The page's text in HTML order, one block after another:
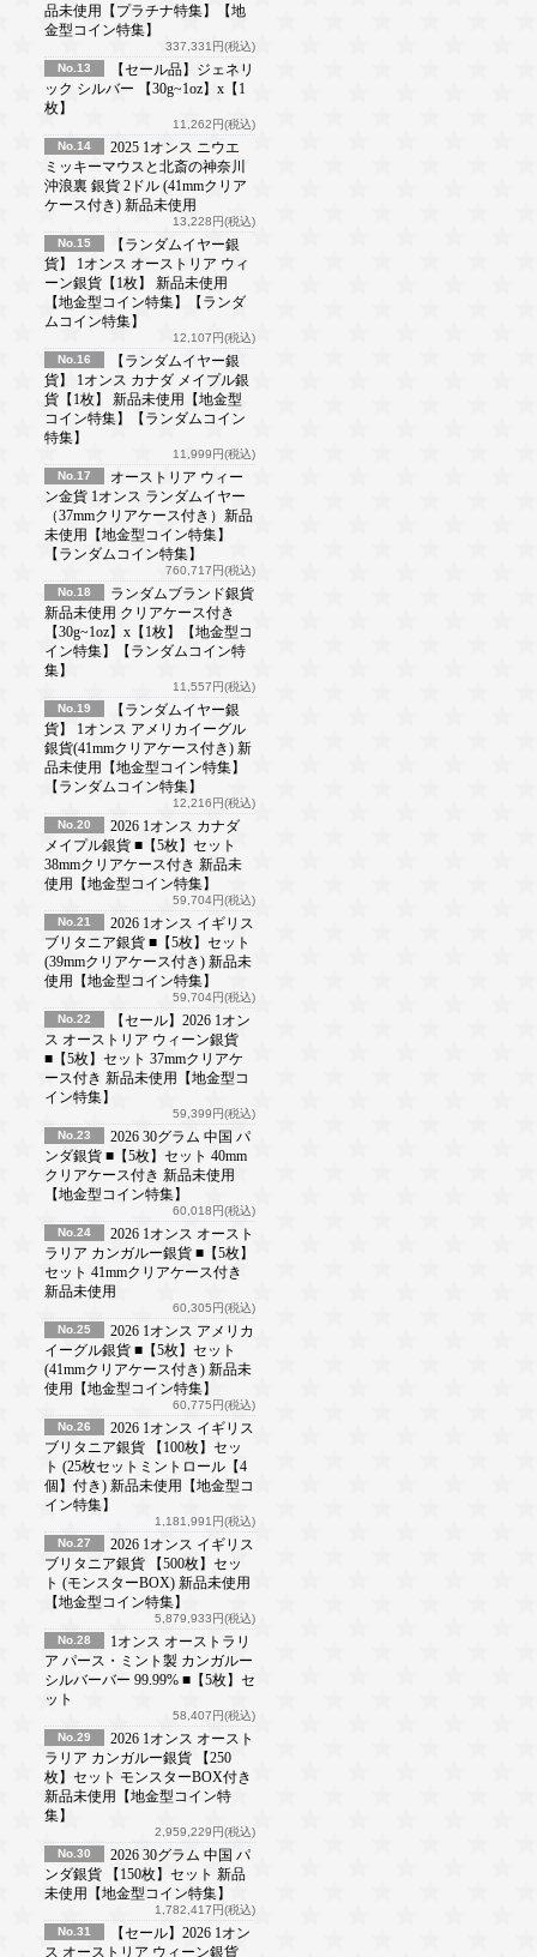
品未使用【プラチナ特集】【地
金型コイン特集】
337,331円(税込)
No.13
【セール品】ジェネリ
ック シルバー 【30g~1oz】x【1
枚】
11,262円(税込)
No.14
2025 1オンス ニウエ
ミッキーマウスと北斎の神奈川
沖浪裏 銀貨 2ドル (41mmクリア
ケース付き) 新品未使用
13,228円(税込)
No.15
【ランダムイヤー銀
貨】 1オンス オーストリア ウィ
ーン銀貨【1枚】 新品未使用
【地金型コイン特集】【ランダ
ムコイン特集】
12,107円(税込)
No.16
【ランダムイヤー銀
貨】 1オンス カナダ メイプル銀
貨【1枚】 新品未使用【地金型
コイン特集】【ランダムコイン
特集】
11,999円(税込)
No.17
オーストリア ウィー
ン金貨 1オンス ランダムイヤー
（37mmクリアケース付き）新品
未使用【地金型コイン特集】
【ランダムコイン特集】
760,717円(税込)
No.18
ランダムブランド銀貨
新品未使用 クリアケース付き
【30g~1oz】x【1枚】【地金型コ
イン特集】【ランダムコイン特
集】
11,557円(税込)
No.19
【ランダムイヤー銀
貨】 1オンス アメリカイーグル
銀貨(41mmクリアケース付き) 新
品未使用【地金型コイン特集】
【ランダムコイン特集】
12,216円(税込)
No.20
2026 1オンス カナダ
メイプル銀貨 ■【5枚】セット
38mmクリアケース付き 新品未
使用【地金型コイン特集】
59,704円(税込)
No.21
2026 1オンス イギリス
ブリタニア銀貨 ■【5枚】セット
(39mmクリアケース付き) 新品未
使用【地金型コイン特集】
59,704円(税込)
No.22
【セール】2026 1オン
ス オーストリア ウィーン銀貨
■【5枚】セット 37mmクリアケ
ース付き 新品未使用【地金型コ
イン特集】
59,399円(税込)
No.23
2026 30グラム 中国 パ
ンダ銀貨 ■【5枚】セット 40mm
クリアケース付き 新品未使用
【地金型コイン特集】
60,018円(税込)
No.24
2026 1オンス オースト
ラリア カンガルー銀貨 ■【5枚】
セット 41mmクリアケース付き
新品未使用
60,305円(税込)
No.25
2026 1オンス アメリカ
イーグル銀貨 ■【5枚】セット
(41mmクリアケース付き) 新品未
使用【地金型コイン特集】
60,775円(税込)
No.26
2026 1オンス イギリス
ブリタニア銀貨 【100枚】セッ
ト (25枚セットミントロール【4
個】付き) 新品未使用【地金型コ
イン特集】
1,181,991円(税込)
No.27
2026 1オンス イギリス
ブリタニア銀貨 【500枚】セッ
ト (モンスターBOX) 新品未使用
【地金型コイン特集】
5,879,933円(税込)
No.28
1オンス オーストラリ
ア パース・ミント製 カンガルー
シルバーバー 99.99% ■【5枚】セ
ット
58,407円(税込)
No.29
2026 1オンス オースト
ラリア カンガルー銀貨 【250
枚】セット モンスターBOX付き
新品未使用【地金型コイン特
集】
2,959,229円(税込)
No.30
2026 30グラム 中国 パ
ンダ銀貨 【150枚】セット 新品
未使用【地金型コイン特集】
1,782,417円(税込)
No.31
【セール】2026 1オン
ス オーストリア ウィーン銀貨